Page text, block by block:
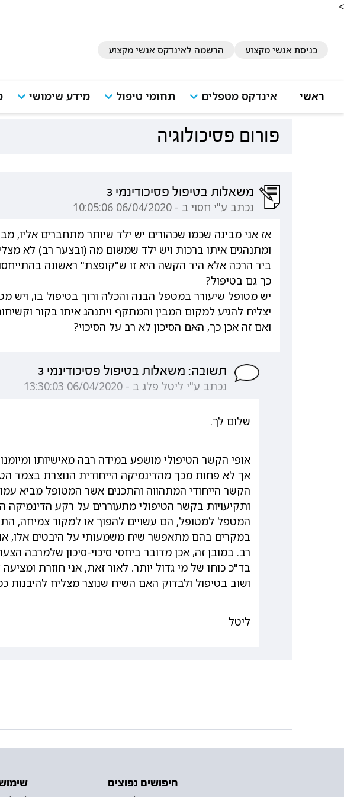
<
כניסת אנשי מקצוע הרשמה לאינדקס אנשי מקצוע
ראשי אינדקס מטפלים תחומי טיפול מידע שימושי
פורום פסיכולוגיה
משאלות בטיפול פסיכודינמי 3
נכתב ע"י חסוי ב - 06/04/2020 10:05:06
אז אני מבינה שכמו שכהורים יש ילד שיותר מתחברים אליו,
ומתנהגים איתו ברכות ויש ילד שמשום מה (ובצער רב) לא
ביד הרכה אלא היד הקשה היא זו ש"קופצת" ראשונה
כך גם בטיפול?
יש מטופל שיעורר במטפל הבנה והכלה ורוך בטיפול בו,
יצליח להגיע למקום המבין והמתקף ויתנהג איתו בקור
ואם זה אכן כך, האם הסיכון לא רב על הסיכוי?
תשובה: משאלות בטיפול פסיכודינמי 3
נכתב ע"י ליטל פלג ב - 06/04/2020 13:30:03
שלום לך.
אופי הקשר הטיפולי מושפע במידה רבה מאישיותו
אך לא פחות מכך מהדינמיקה הייחודית הנוצרת בצמד
הקשר הייחודי המתהווה והתכנים אשר המטופל מביא
ותקיעויות בקשר הטיפולי מתעוררים על רקע הדינמיקה
המטפל למטופל, הם עשויים להפוך או למקור צמיחה,
במקרים בהם מתאפשר שיח משמעותי על היבטים אלו,
רב. במובן זה, אכן מדובר ביחסי סיכוי-סיכון שלמרבה
בד"כ כוחו של מי גדול יותר. לאור זאת, אני חוזרת
ושוב בטיפול ולבדוק האם השיח שנוצר מצליח להיבנות
ליטל
חיפושים נפוצים